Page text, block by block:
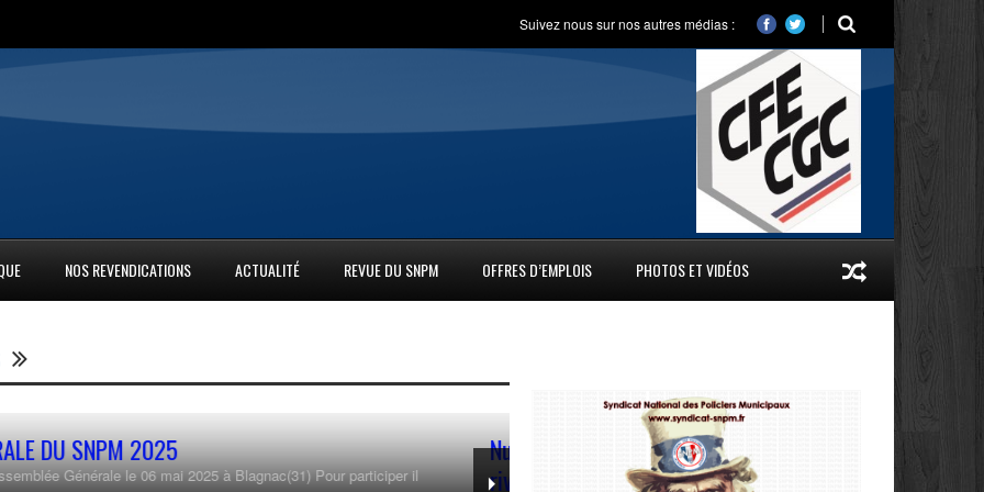
Suivez nous sur nos autres médias :
NOS REVENDICATIONS ACTUALITÉ REVUE DU SNPM OFFRES D’EMPLOIS PHOTOS ET VIDÉOS
couteau, un quadragénaire maîtrisé par des
Audition à l’Hôtel de Ville de Paris – Groupe Paris
À la demande du Groupe Paris Libertés, premier groupe d’opposition